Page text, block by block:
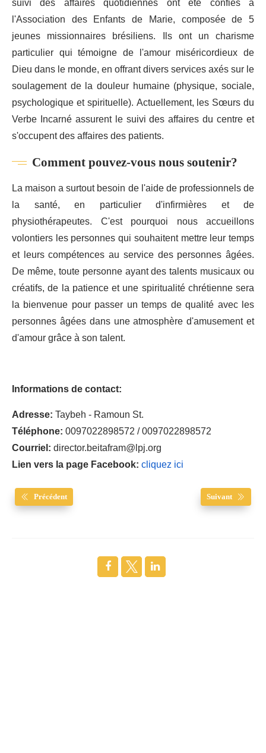
l'Association des Enfants de Marie, composée de 5
jeunes missionnaires brésiliens. Ils ont un charisme
particulier qui témoigne de l'amour miséricordieux de
Dieu dans le monde, en offrant divers services axés sur le
soulagement de la douleur humaine (physique, sociale,
psychologique et spirituelle). Actuellement, les Sœurs du
Verbe Incarné assurent le suivi des affaires du centre et
s'occupent des affaires des patients.
Comment pouvez-vous nous soutenir?
La maison a surtout besoin de l'aide de professionnels de
la santé, en particulier d'infirmières et de
physiothérapeutes. C'est pourquoi nous accueillons
volontiers les personnes qui souhaitent mettre leur temps
et leurs compétences au service des personnes âgées.
De même, toute personne ayant des talents musicaux ou
créatifs, de la patience et une spiritualité chrétienne sera
la bienvenue pour passer un temps de qualité avec les
personnes âgées dans une atmosphère d'amusement et
d'amour grâce à son talent.
Informations de contact:
Adresse:Taybeh - Ramoun St.
Téléphone:0097022898572 / 0097022898572
Courriel:director.beitafram@lpj.org
Lien vers la page Facebook:cliquez ici
Précédent Suivant